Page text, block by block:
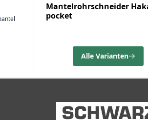
Mantelrohrschneider
pocket
Alle Varianten